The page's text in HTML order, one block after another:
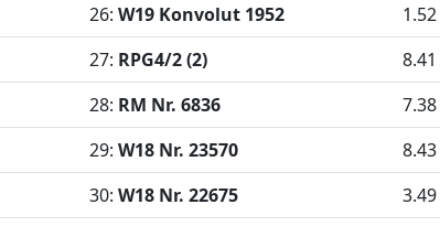
26: W19 Konvolut 1952 1.52
27: RPG4/2 (2) 8.41
28: RM Nr. 6836 7.38
29: W18 Nr. 23570 8.43
30: W18 Nr. 22675 3.49